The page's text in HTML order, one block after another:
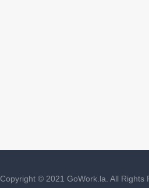
Copyright © 2021 GoWork.la. All Rights